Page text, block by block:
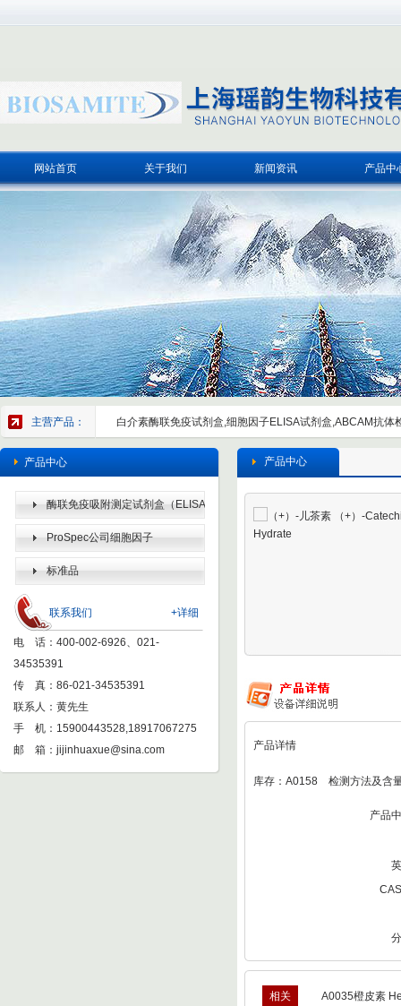
网站首页 关于我们 新闻资讯 产品中
主营产品： 白介素酶联免疫试剂盒,细胞因子ELISA试剂盒,ABCAM抗体
产品中心
酶联免疫吸附测定试剂盒（ELISA
KIT） ProSpec公司细胞因子
标准品
+详细
联系我们
电 话：400-002-6926、021-
34535391
传 真：86-021-34535391
联系人：黄先生
手 机：15900443528,18917067275
邮 箱： jijinhuaxue@sina.com
产品中心
产品详情
库存：A0158 检测方法及含
产品
相关
A0035橙皮素